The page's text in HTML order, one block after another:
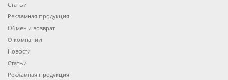
Статьи
Рекламная продукция
Обмен и возврат
О компании
Новости
Статьи
Рекламная продукция